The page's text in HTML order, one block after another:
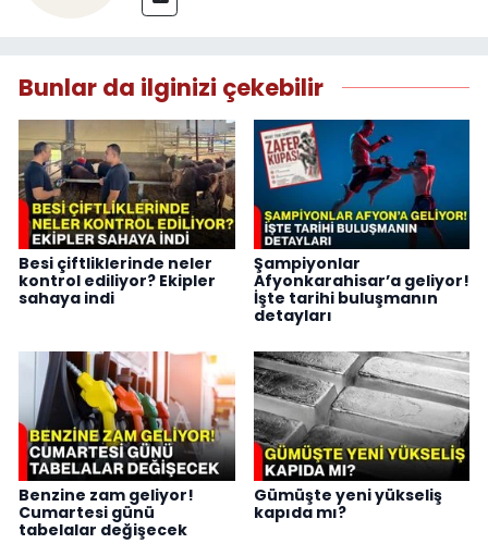
Bunlar da ilginizi çekebilir
Besi çiftliklerinde neler
kontrol ediliyor? Ekipler
sahaya indi
Şampiyonlar
Afyonkarahisar’a geliyor!
İşte tarihi buluşmanın
detayları
Benzine zam geliyor!
Cumartesi günü
tabelalar değişecek
Gümüşte yeni yükseliş
kapıda mı?